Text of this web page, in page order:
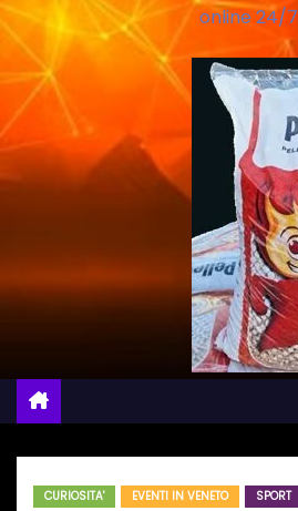
online 24/7
CURIOSITA' EVENTI IN VENETO SPORT